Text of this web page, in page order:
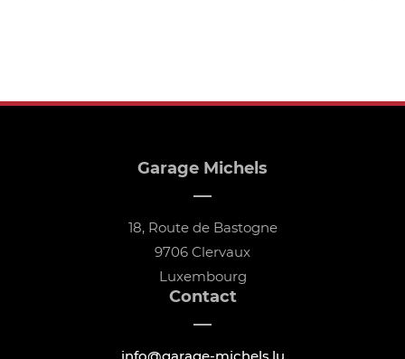
Garage Michels
18, Route de Bastogne
9706 Clervaux
Luxembourg
Contact